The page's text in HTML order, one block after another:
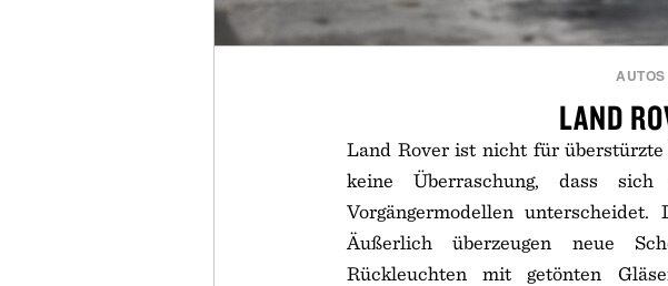
AUTOS
LAND
Land Rover ist nicht für
keine Überraschung, dass
Vorgängermodellen
Äußerlich überzeugen neue
Rückleuchten mit getönten